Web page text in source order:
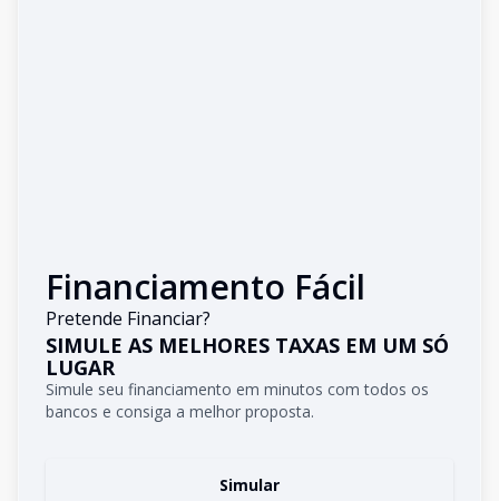
Financiamento Fácil
Pretende Financiar?
SIMULE AS MELHORES TAXAS EM UM SÓ
LUGAR
Simule seu financiamento em minutos com todos os
bancos e consiga a melhor proposta.
Simular